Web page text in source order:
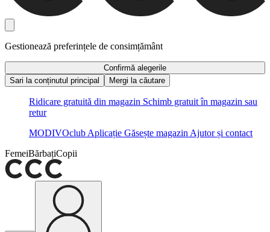
Gestionează preferințele de consimțământ
Confirmă alegerile
Sari la conținutul principal
Mergi la căutare
Ridicare gratuită din magazin Schimb gratuit în magazin sau
retur
MODIVOclub Aplicație Găsește magazin Ajutor și contact
FemeiBărbațiCopii